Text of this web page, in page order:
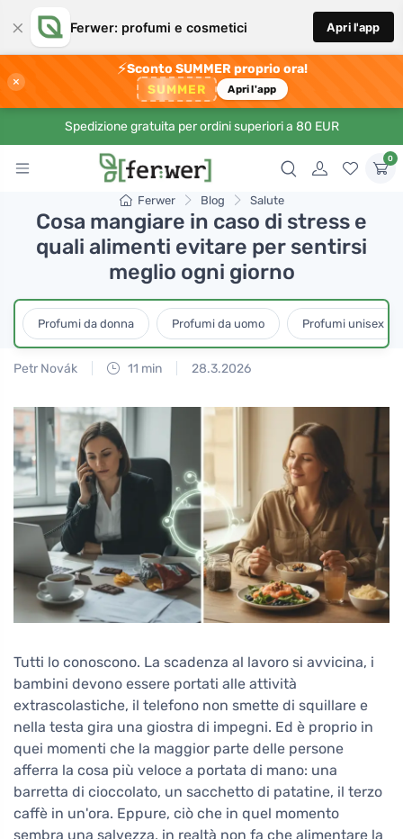
× Ferwer: profumi e cosmetici Apri l'app
×
⚡Sconto SUMMER proprio ora!
SUMMER Apri l'app
Spedizione gratuita per ordini superiori a 80 EUR
0
Ferwer Blog Salute
Cosa mangiare in caso di stress e
quali alimenti evitare per sentirsi
meglio ogni giorno
Profumi da donna Profumi da uomo Profumi unisex
Petr Novák 11 min 28.3.2026
Tutti lo conoscono. La scadenza al lavoro si avvicina, i
bambini devono essere portati alle attività
extrascolastiche, il telefono non smette di squillare e
nella testa gira una giostra di impegni. Ed è proprio in
quei momenti che la maggior parte delle persone
afferra la cosa più veloce a portata di mano: una
barretta di cioccolato, un sacchetto di patatine, il terzo
caffè in un'ora. Eppure, ciò che in quel momento
sembra una salvezza, in realtà non fa che alimentare la